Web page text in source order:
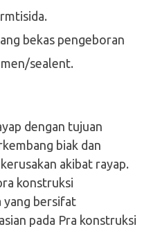
bekas pengeboran
sealent.
dengan tujuan
biak dan
akibat rayap.
konstruksi
yang bersifat
pada Pra konstruksi